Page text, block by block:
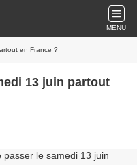
MENU
en France ?
13 juin partout